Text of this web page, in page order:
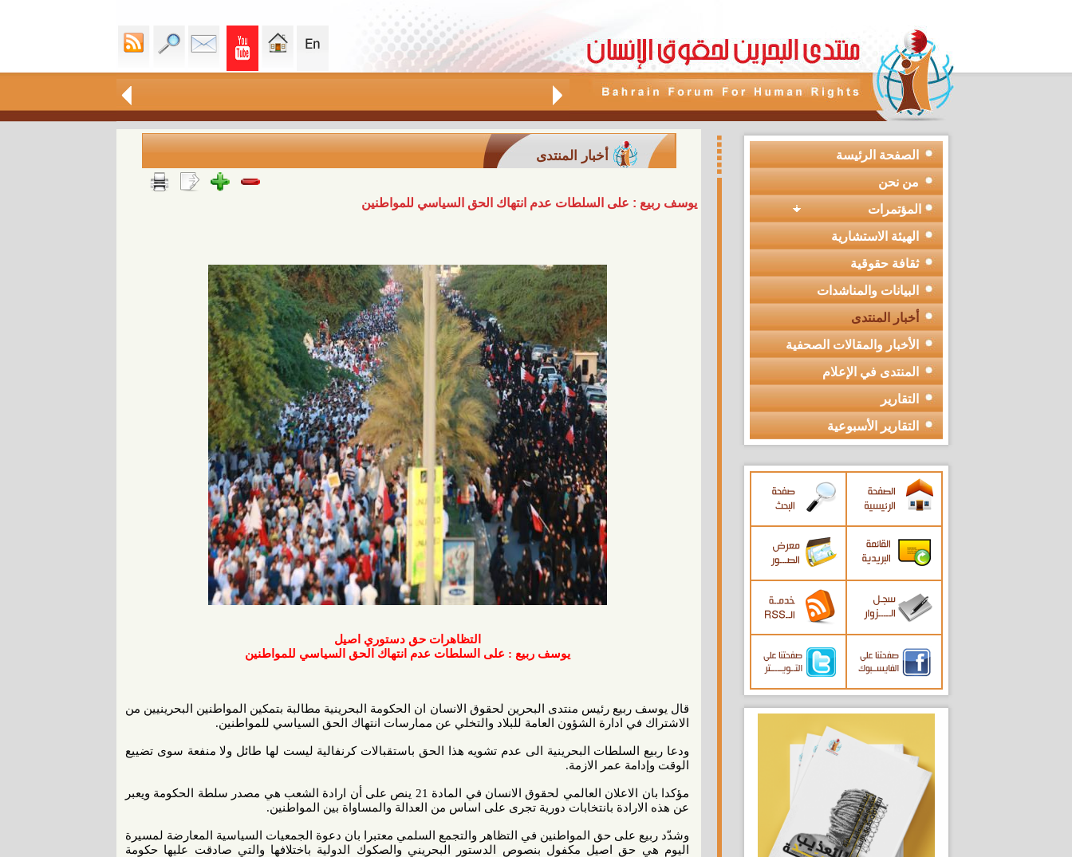
أخبار المنتدى
يوسف ربيع : على السلطات عدم انتهاك الحق السياسي للمواطنين
التظاهرات حق دستوري اصيل
يوسف ربيع : على السلطات عدم انتهاك الحق السياسي للمواطنين
قال يوسف ربيع رئيس منتدى البحرين لحقوق الانسان ان الحكومة البحرينية مطالبة بتمكين المواطنين البحرينيين من
الاشتراك في ادارة الشؤون العامة للبلاد والتخلي عن ممارسات انتهاك الحق السياسي للمواطنين.
ودعا ربيع السلطات البحرينية الى عدم تشويه هذا الحق باستقبالات كرنفالية ليست لها طائل ولا منفعة سوى تضييع
الوقت وإدامة عمر الازمة.
مؤكدا بان الاعلان العالمي لحقوق الانسان في المادة 21 ينص على أن ارادة الشعب هي مصدر سلطة الحكومة ويعبر
عن هذه الارادة بانتخابات دورية تجرى على اساس من العدالة والمساواة بين المواطنين.
وشدّد ربيع على حق المواطنين في التظاهر والتجمع السلمي معتبرا بان دعوة الجمعيات السياسية المعارضة لمسيرة
اليوم هي حق اصيل مكفول بنصوص الدستور البحريني والصكوك الدولية باختلافها والتي صادقت عليها حكومة
الصفحة الرئيسة
من نحن
المؤتمرات
الهيئة الاستشارية
ثقافة حقوقية
البيانات والمناشدات
أخبار المنتدى
الأخبار والمقالات الصحفية
المنتدى في الإعلام
التقارير
التقارير الأسبوعية